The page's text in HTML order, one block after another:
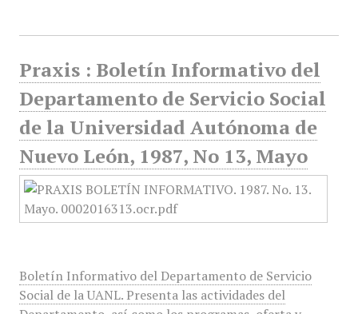
Praxis : Boletín Informativo del
Departamento de Servicio Social
de la Universidad Autónoma de
Nuevo León, 1987, No 13, Mayo
Boletín Informativo del Departamento de Servicio
Social de la UANL. Presenta las actividades del